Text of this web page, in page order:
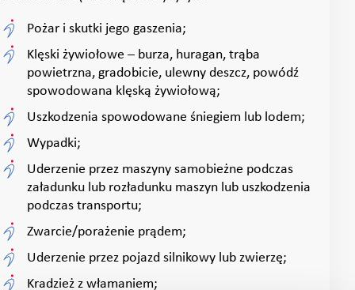
Pożar i skutki jego gaszenia;
Klęski żywiołowe – burza, huragan, trąba
powietrzna, gradobicie, ulewny deszcz, powódź
spowodowana klęską żywiołową;
Uszkodzenia spowodowane śniegiem lub lodem;
Wypadki;
Uderzenie przez maszyny samobieżne podczas
załadunku lub rozładunku maszyn lub uszkodzenia
podczas transportu;
Zwarcie/porażenie prądem;
Uderzenie przez pojazd silnikowy lub zwierzę;
Kradzież z włamaniem;